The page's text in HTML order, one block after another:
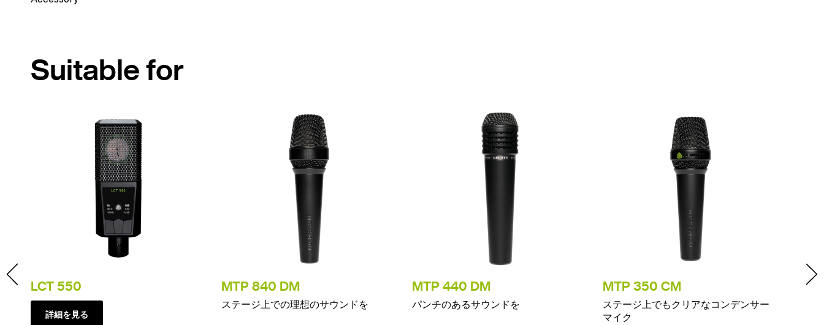
Suitable for
LCT 550
詳細を見る
MTP 840 DM
ステージ上での理想のサウンドを
MTP 440 DM
パンチのあるサウンドを
MTP 350 CM
ステージ上でもクリアなコンデンサー
マイク